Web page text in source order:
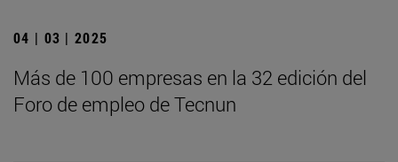
04 | 03 | 2025
Más de 100 empresas en la 32 edición del
Foro de empleo de Tecnun